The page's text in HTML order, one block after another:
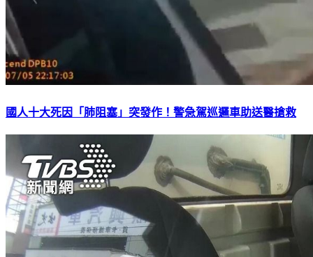
國人十大死因「肺阻塞」突發作！警急駕巡邏車助送醫搶救